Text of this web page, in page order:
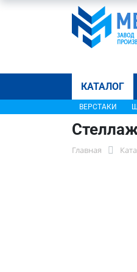
КАТАЛОГ
ВЕРСТАКИ
Главная